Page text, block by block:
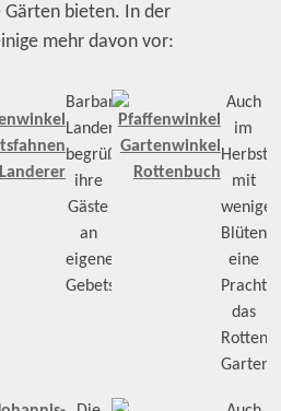
Gärten bieten. In der
mehr davon vor:
Barbara
Landerer
begrüßt
ihre
Gäste
an
eigenen
Gebetsfahnen.
Auch
im
Herbst
mit
weniger
Blüten
eine
Pracht:
das